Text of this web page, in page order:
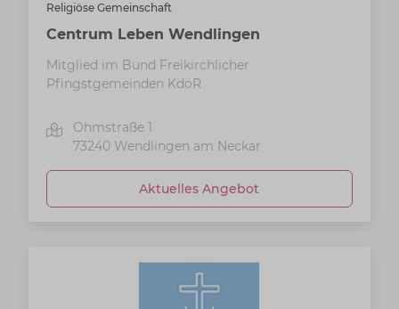
Religiöse Gemeinschaft
Centrum Leben Wendlingen
Mitglied im Bund Freikirchlicher
Pfingstgemeinden KdöR
Ohmstraße 1
73240 Wendlingen am Neckar
Aktuelles Angebot